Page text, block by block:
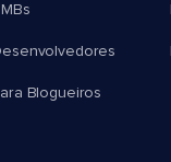
Blogueiros